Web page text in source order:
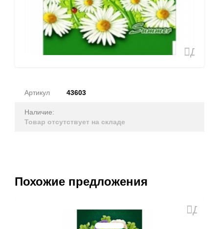
Артикул 43603
Наличие:
Товар отсутствует на складе
Похожие предложения